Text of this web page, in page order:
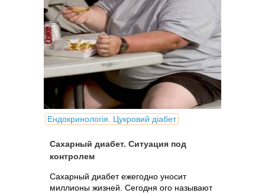
Ендокринологія. Цукровий діабет
Сахарный диабет. Ситуация под
контролем
Сахарный диабет ежегодно уносит
миллионы жизней. Сегодня ого называют